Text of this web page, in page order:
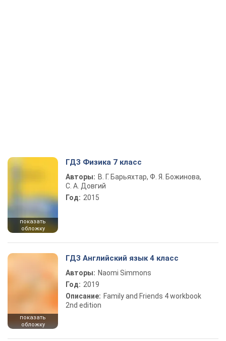
показать
обложку
ГДЗ Физика 7 класс
Авторы: В. Г. Барьяхтар, Ф. Я. Божинова,
С. А. Довгий
Год: 2015
показать
обложку
ГДЗ Английский язык 4 класс
Авторы: Naomi Simmons
Год: 2019
Описание: Family and Friends 4 workbook
2nd edition